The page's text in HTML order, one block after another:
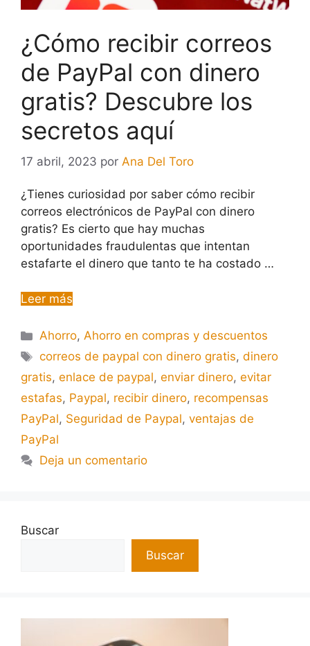
¿Cómo recibir correos
de PayPal con dinero
gratis? Descubre los
secretos aquí
17 abril, 2023 por Ana Del Toro
¿Tienes curiosidad por saber cómo recibir
correos electrónicos de PayPal con dinero
gratis? Es cierto que hay muchas
oportunidades fraudulentas que intentan
estafarte el dinero que tanto te ha costado …
Leer más
Ahorro,Ahorro en compras y descuentos
correos de paypal con dinero gratis,dinero
gratis, enlace de paypal, enviar dinero, evitar
estafas, Paypal, recibir dinero, recompensas
PayPal, Seguridad de Paypal, ventajas de
PayPal
Deja un comentario
Buscar
Buscar